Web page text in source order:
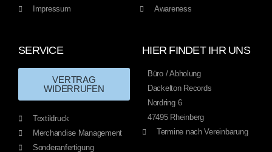
Impressum
Awareness
SERVICE
VERTRAG
WIDERRUFEN
Textildruck
Merchandise Management
Sonderanfertigung
HIER FINDET IHR UNS
Büro / Abholung
Dackelton Records
Nordring 6
47495 Rheinberg
Termine nach Vereinbarung